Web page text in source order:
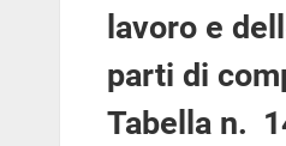
lavoro e
parti di
Tabella n.